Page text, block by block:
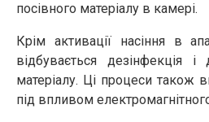
посівного матеріалу в камері.
Крім активації насіння в
відбувається дезінфекція і
матеріалу. Ці процеси також
під впливом